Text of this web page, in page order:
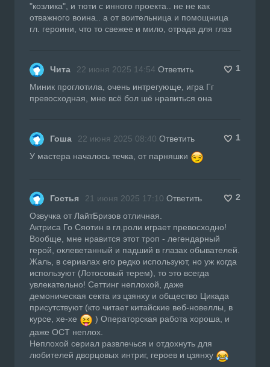
"козлика", и тюти с инного проекта.. не не как
отважного воина.. а от воительница и помощница
гл. героини, что то свежее и мило, отрада для глаз
Чита 22 июня 2025 14:54 Ответить
1
Миник проглотила, очень интрегующе, игра Гг
превосходная, мне всё бол шё нравиться она
Гоша 22 июня 2025 08:40 Ответить
1
У мастера началось течка, от парняшки
Гостья 21 июня 2025 17:10 Ответить
2
Озвучка от ЛайтБризов отличная.
Актриса Го Сяотин в гл.роли играет превосходно!
Вообще, мне нравится этот троп - легендарный
герой, оклеветанный и падший в глазах обывателей.
Жаль, в сериалах его редко используют, но уж когда
используют (Лотосовый терем), то это всегда
увлекательно! Сеттинг неплохой, даже
демоническая секта из цзянху и общество Цикада
присутствуют (кто читает китайские веб-новеллы, в
курсе, хе-хе
) Операторская работа хороша, и
даже ОСТ неплох.
Неплохой сериал развлечься и отдохнуть для
любителей дворцовых интриг, героев и цзянху